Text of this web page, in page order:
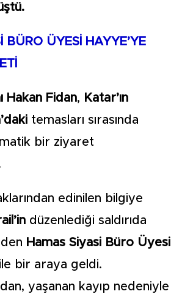
BÜRO ÜYESİ HAYYE’YE
Hakan Fidan, Katar’ın
temasları sırasında
bir ziyaret
edinilen bilgiye
düzenlediği saldırıda
Hamas Siyasi Büro Üyesi
ile bir araya geldi.
yaşanan kayıp nedeniyle